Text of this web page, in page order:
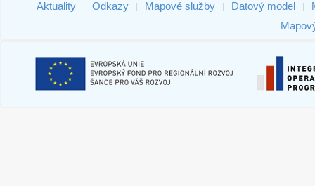
Aktuality Odkazy Mapové služby Datový model